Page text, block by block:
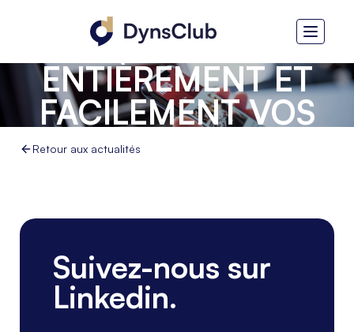
YOOZ -
AUTOMATISER
ENTIÈREMENT ET
FACILEMENT VOS
PROCESSUS
Retour aux actualités
Suivez-nous sur
Linkedin.